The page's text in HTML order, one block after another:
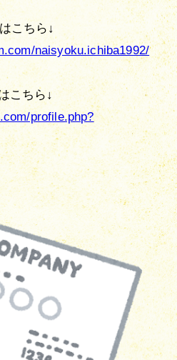
naisyoku.ichiba1992/
profile.php?